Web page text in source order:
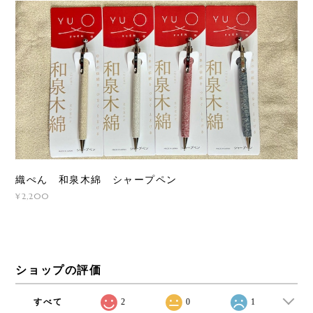
織ぺん 和泉木綿 シャープペン
¥2,200
ショップの評価
すべて 2 0 1